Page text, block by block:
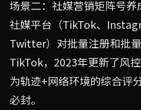
场景二：社媒营销矩阵号养
社媒平台（TikTok、
Twitter）对批量注册和批
TikTok，2023年更新了风
为轨迹+网络环境的综合评
必封。